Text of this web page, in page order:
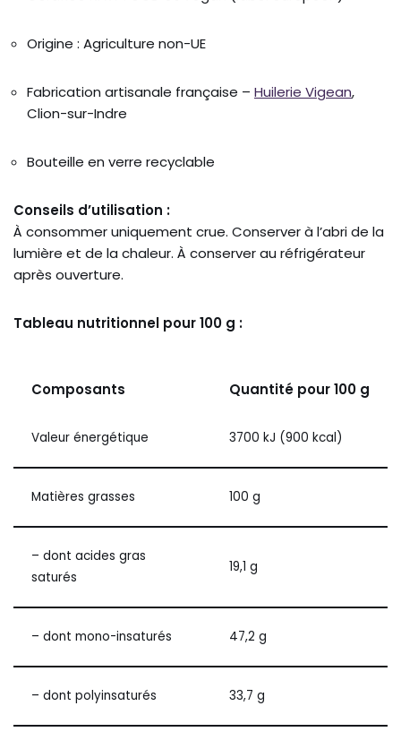
Origine : Agriculture non-UE
Fabrication artisanale française – Huilerie Vigean,
Clion-sur-Indre
Bouteille en verre recyclable
Conseils d’utilisation :
À consommer uniquement crue. Conserver à l’abri de la
lumière et de la chaleur. À conserver au réfrigérateur
après ouverture.
Tableau nutritionnel pour 100 g :
Composants Quantité pour 100 g
Valeur énergétique 3700 kJ (900 kcal)
Matières grasses 100 g
– dont acides gras
saturés
19,1 g
– dont mono-insaturés 47,2 g
– dont polyinsaturés 33,7 g